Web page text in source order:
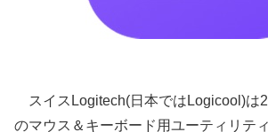
スイスLogitech(日本ではLogicool)は
のマウス＆キーボード用ユーティリテ